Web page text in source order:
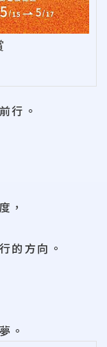
行。
，
的方向。
。